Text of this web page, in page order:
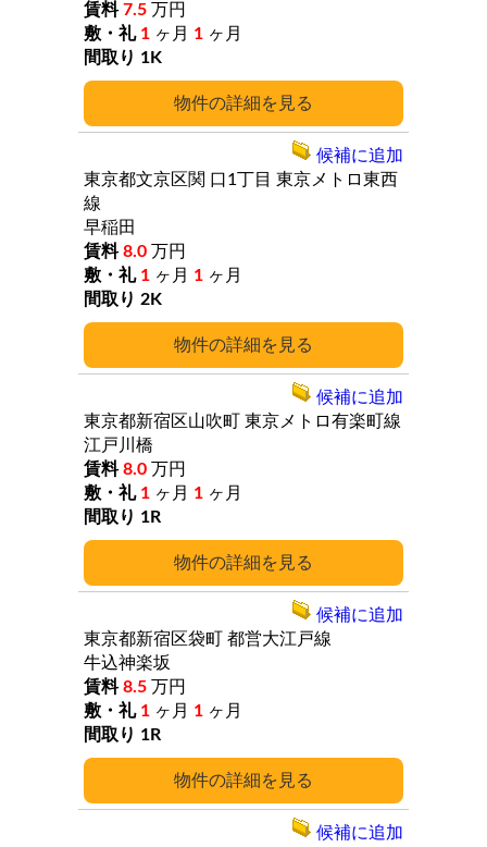
詳細
7.5 万円
1 ヶ月 1 ヶ月
1K
詳細
東京都文京区関 口1丁目 東京メトロ東西
線
早稲田
8.0 万円
1 ヶ月 1 ヶ月
2K
候補に追加
詳細
東京都新宿区山吹町 東京メトロ有楽町線
江戸川橋
8.0 万円
1 ヶ月 1 ヶ月
1R
候補に追加
詳細
東京都新宿区袋町 都営大江戸線
牛込神楽坂
8.5 万円
1 ヶ月 1 ヶ月
1R
候補に追加
候補に追加